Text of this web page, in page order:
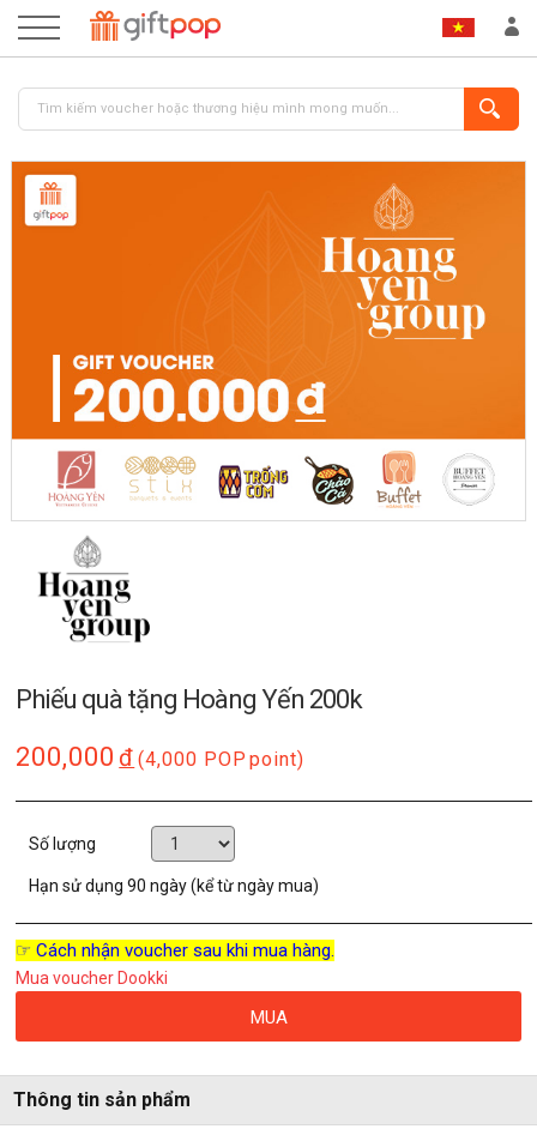
ĐĂNG KÝ
Phiếu quà tặng Hoàng Yến 200k
200,000 đ (4,000 POP point)
Số lượng
Hạn sử dụng90 ngày (kể từ ngày mua)
☞ Cách nhận voucher sau khi mua hàng.
Mua voucher Dookki
MUA
Thông tin sản phẩm